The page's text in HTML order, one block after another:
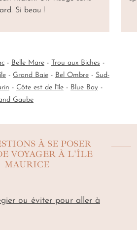
Si beau !
- Belle Mare - Trou aux Biches -
- Grand Baie - Bel Ombre - Sud-
- Côte est de l'île - Blue Bay -
Gaube
À SE POSER
VOYAGER À L'ÎLE
MAURICE
ou éviter pour aller à